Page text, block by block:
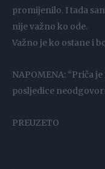
promijenilo. I tada
nije važno ko ode.
Važno je ko ostane i
NAPOMENA: “Priča
posljedice
PREUZETO